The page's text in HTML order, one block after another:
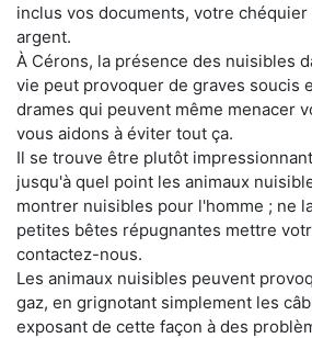
inclus vos documents, votre
argent.
À Cérons, la présence des nuisibles
vie peut provoquer de graves soucis
drames qui peuvent même menacer
vous aidons à éviter tout ça.
Il se trouve être plutôt
jusqu'à quel point les animaux
montrer nuisibles pour l'homme ; ne
petites bêtes répugnantes mettre
contactez-nous.
Les animaux nuisibles peuvent
gaz, en grignotant simplement les
exposant de cette façon à des